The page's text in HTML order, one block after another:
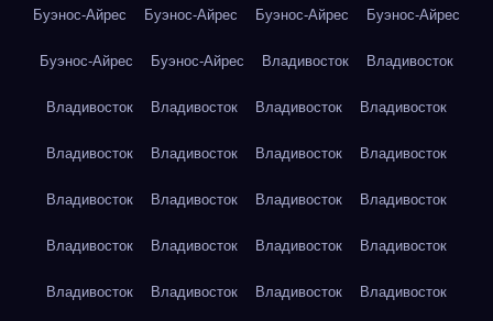
Буэнос-Айрес Буэнос-Айрес Буэнос-Айрес Буэнос-Айрес
Буэнос-Айрес Буэнос-Айрес Владивосток Владивосток
Владивосток Владивосток Владивосток Владивосток
Владивосток Владивосток Владивосток Владивосток
Владивосток Владивосток Владивосток Владивосток
Владивосток Владивосток Владивосток Владивосток
Владивосток Владивосток Владивосток Владивосток